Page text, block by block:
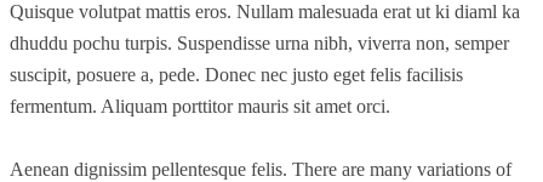
Quisque volutpat mattis eros. Nullam malesuada erat ut ki diaml ka
dhuddu pochu turpis. Suspendisse urna nibh, viverra non, semper
suscipit, posuere a, pede. Donec nec justo eget felis facilisis
fermentum. Aliquam porttitor mauris sit amet orci.
Aenean dignissim pellentesque felis. There are many variations of